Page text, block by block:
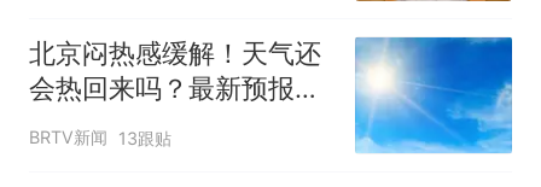
北京闷热感缓解！天气还
会热回来吗？最新预报
——
BRTV新闻 13跟贴